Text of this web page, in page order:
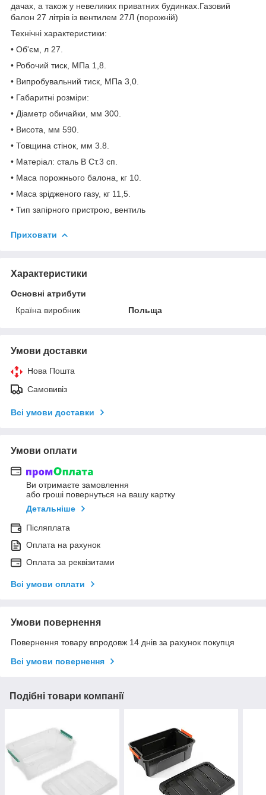
дачах, а також у невеликих приватних будинках.Газовий
балон 27 літрів із вентилем 27Л (порожній)
Технічні характеристики:
• Об'єм, л 27.
• Робочий тиск, МПа 1,8.
• Випробувальний тиск, МПа 3,0.
• Габаритні розміри:
• Діаметр обичайки, мм 300.
• Висота, мм 590.
• Товщина стінок, мм 3.8.
• Матеріал: сталь В Ст.3 сп.
• Маса порожнього балона, кг 10.
• Маса зрідженого газу, кг 11,5.
• Тип запірного пристрою, вентиль
Приховати
Характеристики
Основні атрибути
Країна виробник
Польща
Умови доставки
Нова Пошта
Самовивіз
Всі умови доставки
Умови оплати
Ви отримаєте замовлення
або гроші повернуться на вашу картку
Детальніше
Післяплата
Оплата на рахунок
Оплата за реквізитами
Всі умови оплати
Умови повернення
Повернення товару впродовж 14 днів за рахунок покупця
Всі умови повернення
Подібні товари компанії